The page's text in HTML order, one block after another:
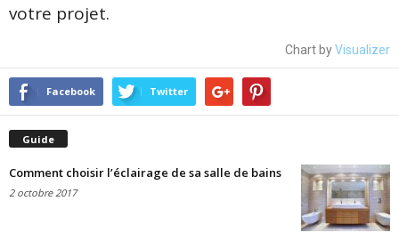
votre projet.
Chart byVisualizer
Facebook Twitter
Guide
Comment choisir l’éclairage de sa salle de bains
2 octobre 2017